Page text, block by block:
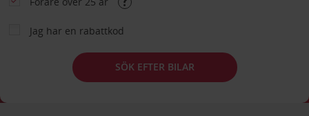
Jag har en rabattkod
SÖK EFTER BILAR